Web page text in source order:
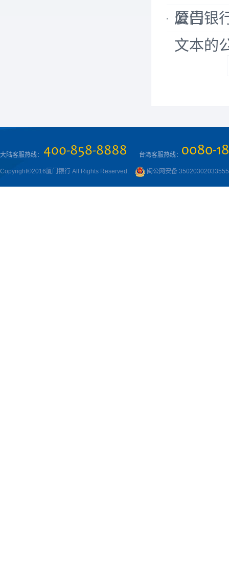
公告
厦门银
文本的
大陆客服热线： 台湾客服热线：
Copyright©2016厦门银行 All Rights Reserved. 闽公网安备